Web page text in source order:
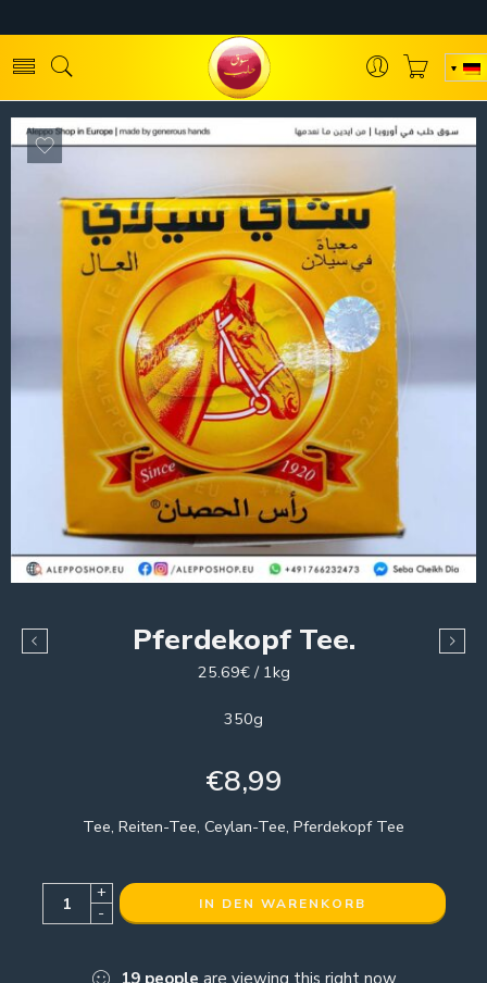
Pferdekopf Tee.
25.69€ / 1kg
350g
€8,99
Tee, Reiten-Tee, Ceylan-Tee, Pferdekopf Tee
+
-
IN DEN WARENKORB
19 people are viewing this right now